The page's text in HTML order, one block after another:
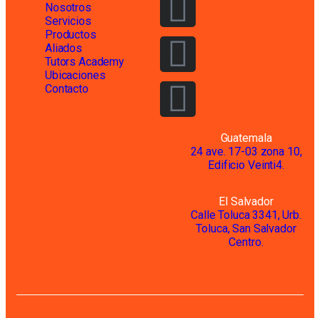
Nosotros
Servicios
Productos
Aliados
Tutors Academy
Ubicaciones
Contacto
Guatemala
24 ave. 17-03 zona 10,
Edificio Veinti4.
El Salvador
Calle Toluca 3341, Urb.
Toluca, San Salvador
Centro.